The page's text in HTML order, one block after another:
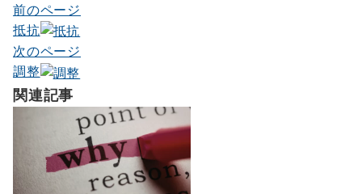
投
稿
ナ
ビ
シ
前のページ
抵抗
次のページ
調整
関連記事